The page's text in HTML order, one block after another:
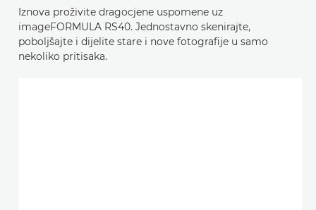
Iznova proživite dragocjene uspomene uz
imageFORMULA RS40. Jednostavno skenirajte,
poboljšajte i dijelite stare i nove fotografije u samo
nekoliko pritisaka.